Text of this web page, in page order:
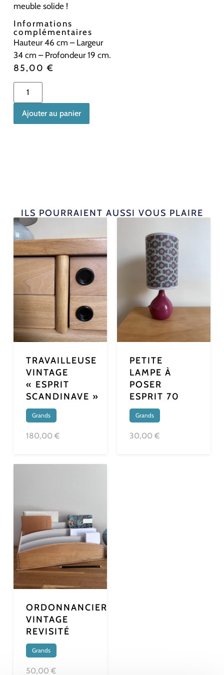
meuble solide !
Informations
complémentaires
Hauteur 46 cm – Largeur
34 cm – Profondeur 19 cm.
85,00€
Ajouter au panier
ILS POURRAIENT AUSSI VOUS PLAIRE
TRAVAILLEUSE
VINTAGE
« ESPRIT
SCANDINAVE »
Grands
180,00 €
PETITE
LAMPE À
POSER
ESPRIT 70
Grands
30,00 €
ORDONNANCIER
VINTAGE
REVISITÉ
Grands
50,00 €